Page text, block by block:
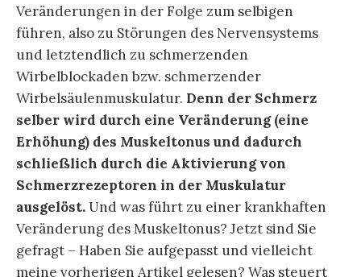
Veränderungen in der Folge zum selbigen
führen, also zu Störungen des Nervensystems
und letztendlich zu schmerzenden
Wirbelblockaden bzw. schmerzender
Wirbelsäulenmuskulatur. Denn der Schmerz
selber wird durch eine Veränderung (eine
Erhöhung) des Muskeltonus und dadurch
schließlich durch die Aktivierung von
Schmerzrezeptoren in der Muskulatur
ausgelöst.Und was führt zu einer krankhaften
Veränderung des Muskeltonus? Jetzt sind Sie
gefragt – Haben Sie aufgepasst und vielleicht
meine vorherigen Artikel gelesen? Was steuert